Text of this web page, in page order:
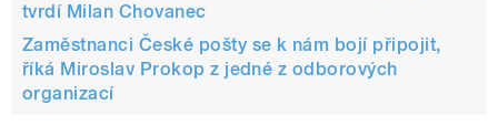
tvrdí Milan Chovanec
Zaměstnanci České pošty se k nám bojí připojit,
říká Miroslav Prokop z jedné z odborových
organizací